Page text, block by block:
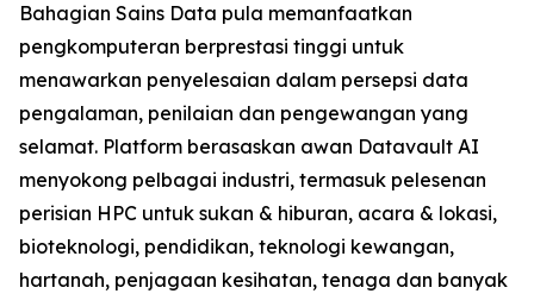
Bahagian Sains Data pula memanfaatkan
pengkomputeran berprestasi tinggi untuk
menawarkan penyelesaian dalam persepsi data
pengalaman, penilaian dan pengewangan yang
selamat. Platform berasaskan awan Datavault AI
menyokong pelbagai industri, termasuk pelesenan
perisian HPC untuk sukan & hiburan, acara & lokasi,
bioteknologi, pendidikan, teknologi kewangan,
hartanah, penjagaan kesihatan, tenaga dan banyak